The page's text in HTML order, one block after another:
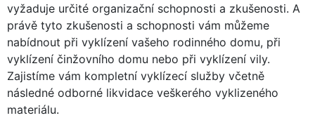
vyžaduje určité organizační schopnosti a zkušenosti. A
právě tyto zkušenosti a schopnosti vám můžeme
nabídnout při vyklízení vašeho rodinného domu, při
vyklízení činžovního domu nebo při vyklízení vily.
Zajistíme vám kompletní vyklízecí služby včetně
následné odborné likvidace veškerého vyklizeného
materiálu.